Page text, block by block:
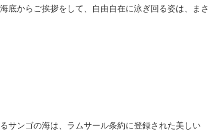
底からご挨拶をして、自由自在に泳ぎ回る姿は、まさ
サンゴの海は、ラムサール条約に登録された美しい